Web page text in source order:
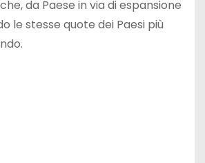
da Paese in via di espansione
le stesse quote dei Paesi più